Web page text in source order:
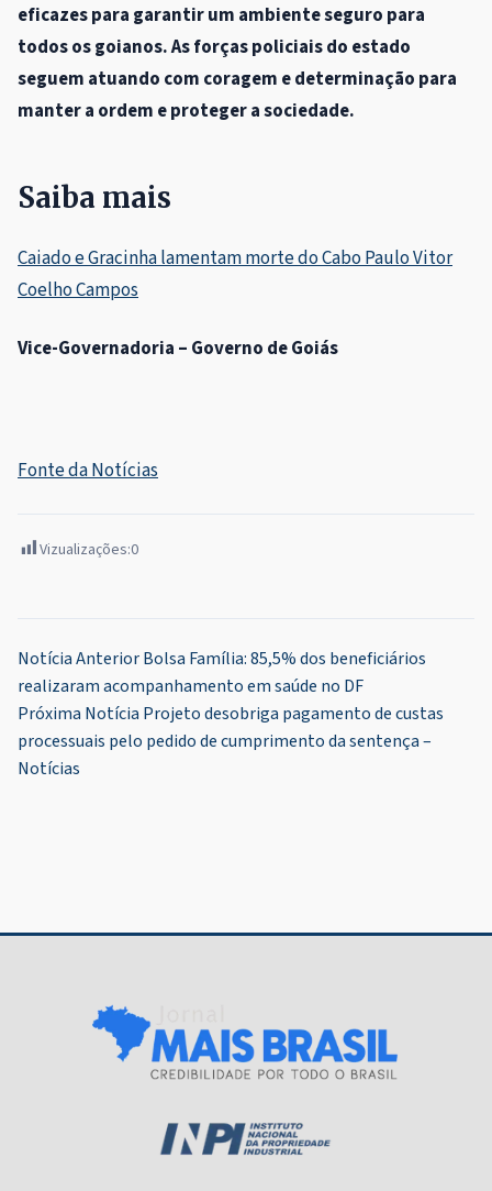
eficazes para garantir um ambiente seguro para
todos os goianos. As forças policiais do estado
seguem atuando com coragem e determinação para
manter a ordem e proteger a sociedade.
Saiba mais
Caiado e Gracinha lamentam morte do Cabo Paulo Vitor
Coelho Campos
Vice-Governadoria – Governo de Goiás
Fonte da Notícias
Vizualizações:0
Navegação
de
Post
Notícia AnteriorBolsa Família: 85,5% dos beneficiários
realizaram acompanhamento em saúde no DF
Próxima Notícia Projeto desobriga pagamento de custas
processuais pelo pedido de cumprimento da sentença –
Notícias